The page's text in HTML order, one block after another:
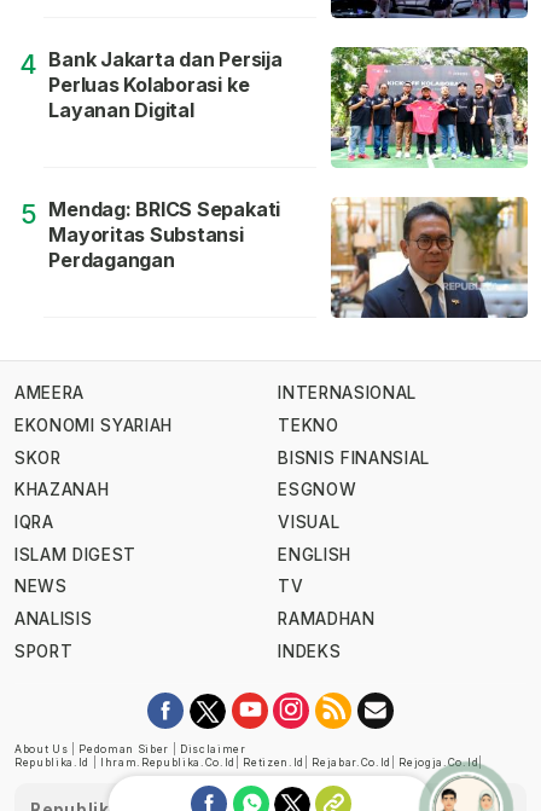
4 Bank Jakarta dan Persija
Perluas Kolaborasi ke
Layanan Digital
5 Mendag: BRICS Sepakati
Mayoritas Substansi
Perdagangan
AMEERA
EKONOMI SYARIAH
SKOR
KHAZANAH
IQRA
ISLAM DIGEST
NEWS
ANALISIS
SPORT
INTERNASIONAL
TEKNO
BISNIS FINANSIAL
ESGNOW
VISUAL
ENGLISH
TV
RAMADHAN
INDEKS
About Us Pedoman Siber
Disclaimer
Republika.id
Ihram.republika.co.id Retizen.id Rejabar.co.id Rejogja.co.id|